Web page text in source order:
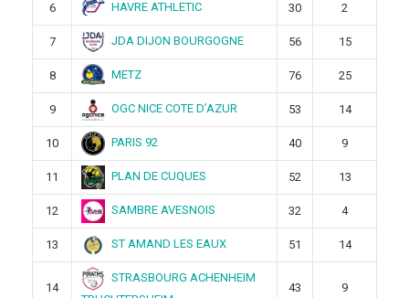
6 HAVRE ATHLETIC 30 2
7 JDA DIJON BOURGOGNE 56 15
8 METZ 76 25
9 OGC NICE COTE D’AZUR 53 14
10 PARIS 92 40 9
11 PLAN DE CUQUES 52 13
12 SAMBRE AVESNOIS 32 4
13 ST AMAND LES EAUX 51 14
14
STRASBOURG ACHENHEIM
43 9